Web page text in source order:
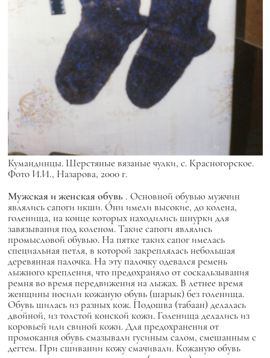
Кумандинцы. Шерстяные вязаные чулки, с. Красногорское.
Фото И.И., Назарова, 2000 г.
Мужская и женская обувь . Основной обувью мужчин
являлись сапоги икши. Они имели высокие, до колена,
голенища, на конце которых находились шнурки для
завязывания под коленом. Такие сапоги являлись
промысловой обувью. На пятке таких сапог имелась
специальная петля, в которой закреплялась небольшая
деревянная палочка. На эту палочку одевался ремень
лыжного крепления, что предохраняло от соскальзывания
ремня во время передвижения на лыжах. В летнее время
женщины носили кожаную обувь (шарык) без голенища.
Обувь шилась из разных кож. Подошва (табаан) делалась
двойной, из толстой конской кожи. Голенища делались из
коровьей или свиной кожи. Для предохранения от
промокания обувь смазывали гусиным салом, смешанным с
дегтем. При сшивании кожу смачивали. Кожаную обувь